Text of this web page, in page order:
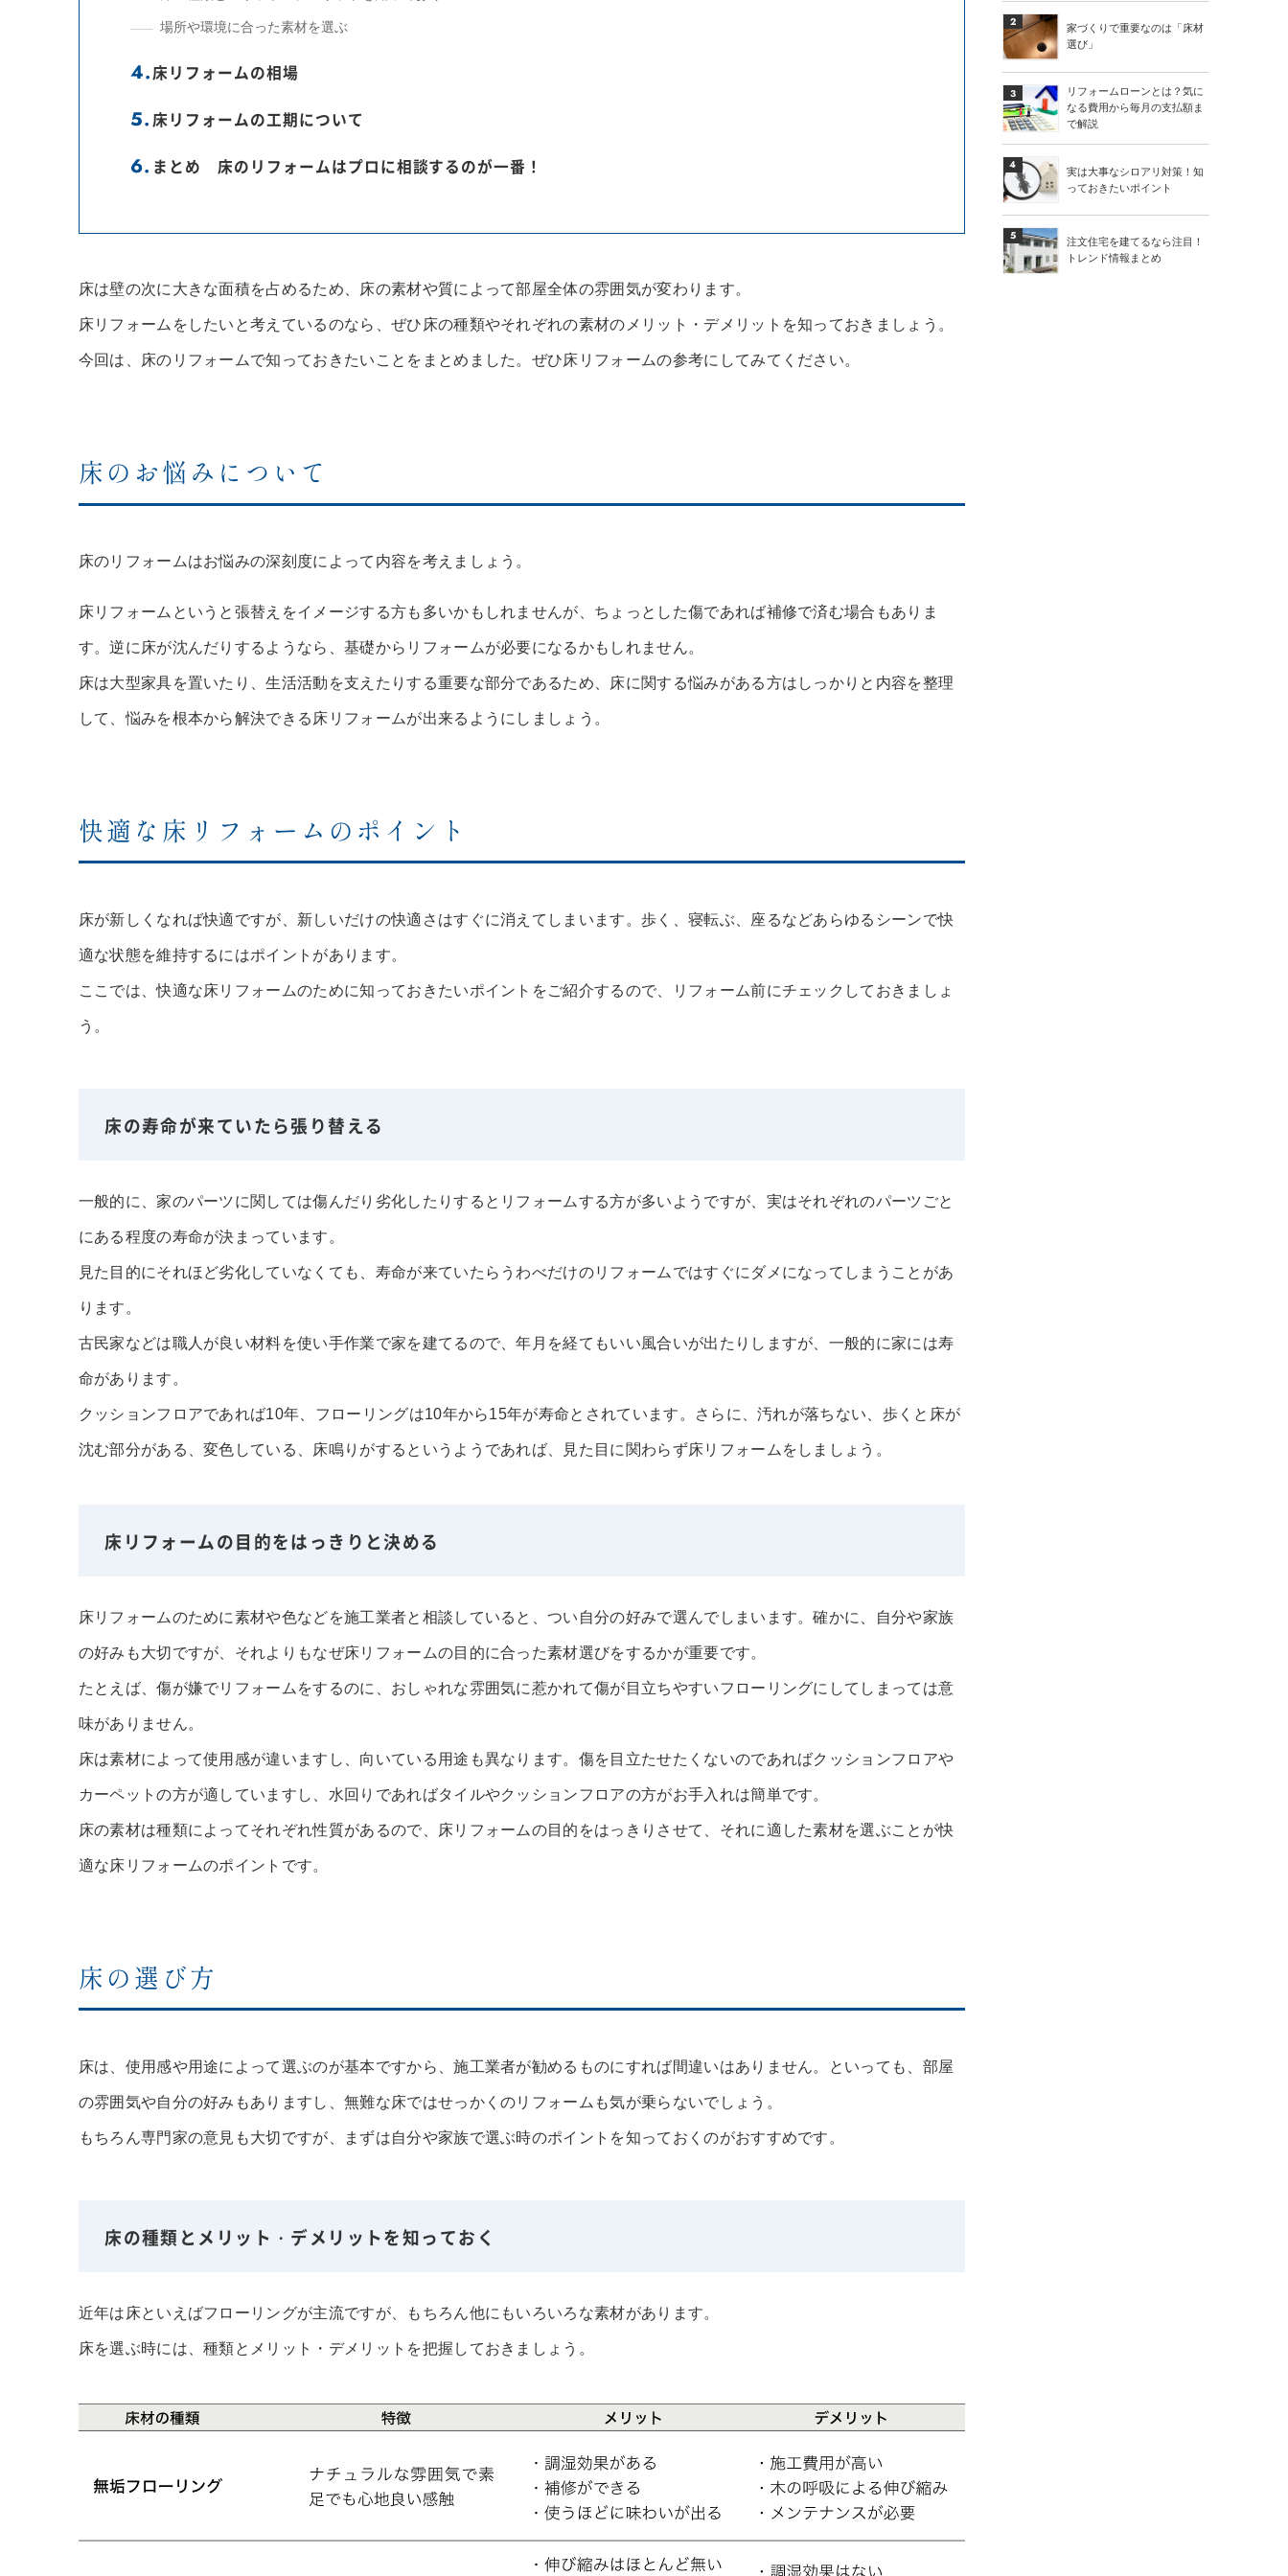
場所や環境に合った素材を選ぶ
床リフォームの相場
床リフォームの工期について
まとめ 床のリフォームはプロに相談するのが一番！
床は壁の次に大きな面積を占めるため、床の素材や質によって部屋全体の雰囲気が変わります。
床リフォームをしたいと考えているのなら、ぜひ床の種類やそれぞれの素材のメリット・デメリットを知っておきましょう。
今回は、床のリフォームで知っておきたいことをまとめました。ぜひ床リフォームの参考にしてみてください。
床のお悩みについて
床のリフォームはお悩みの深刻度によって内容を考えましょう。
床リフォームというと張替えをイメージする方も多いかもしれませんが、ちょっとした傷であれば補修で済む場合もありま
す。逆に床が沈んだりするようなら、基礎からリフォームが必要になるかもしれません。
床は大型家具を置いたり、生活活動を支えたりする重要な部分であるため、床に関する悩みがある方はしっかりと内容を整理
して、悩みを根本から解決できる床リフォームが出来るようにしましょう。
快適な床リフォームのポイント
床が新しくなれば快適ですが、新しいだけの快適さはすぐに消えてしまいます。歩く、寝転ぶ、座るなどあらゆるシーンで快
適な状態を維持するにはポイントがあります。
ここでは、快適な床リフォームのために知っておきたいポイントをご紹介するので、リフォーム前にチェックしておきましょ
う。
床の寿命が来ていたら張り替える
一般的に、家のパーツに関しては傷んだり劣化したりするとリフォームする方が多いようですが、実はそれぞれのパーツごと
にある程度の寿命が決まっています。
見た目的にそれほど劣化していなくても、寿命が来ていたらうわべだけのリフォームではすぐにダメになってしまうことがあ
ります。
古民家などは職人が良い材料を使い手作業で家を建てるので、年月を経てもいい風合いが出たりしますが、一般的に家には寿
命があります。
クッションフロアであれば10年、フローリングは10年から15年が寿命とされています。さらに、汚れが落ちない、歩くと床が
沈む部分がある、変色している、床鳴りがするというようであれば、見た目に関わらず床リフォームをしましょう。
床リフォームの目的をはっきりと決める
床リフォームのために素材や色などを施工業者と相談していると、つい自分の好みで選んでしまいます。確かに、自分や家族
の好みも大切ですが、それよりもなぜ床リフォームの目的に合った素材選びをするかが重要です。
たとえば、傷が嫌でリフォームをするのに、おしゃれな雰囲気に惹かれて傷が目立ちやすいフローリングにしてしまっては意
味がありません。
床は素材によって使用感が違いますし、向いている用途も異なります。傷を目立たせたくないのであればクッションフロアや
カーペットの方が適していますし、水回りであればタイルやクッションフロアの方がお手入れは簡単です。
床の素材は種類によってそれぞれ性質があるので、床リフォームの目的をはっきりさせて、それに適した素材を選ぶことが快
適な床リフォームのポイントです。
床の選び方
床は、使用感や用途によって選ぶのが基本ですから、施工業者が勧めるものにすれば間違いはありません。といっても、部屋
の雰囲気や自分の好みもありますし、無難な床ではせっかくのリフォームも気が乗らないでしょう。
もちろん専門家の意見も大切ですが、まずは自分や家族で選ぶ時のポイントを知っておくのがおすすめです。
床の種類とメリット・デメリットを知っておく
近年は床といえばフローリングが主流ですが、もちろん他にもいろいろな素材があります。
床を選ぶ時には、種類とメリット・デメリットを把握しておきましょう。
2
家づくりで重要なのは「床材
選び」
3
リフォームローンとは？気に
なる費用から毎月の支払額ま
で解説
4
実は大事なシロアリ対策！知
っておきたいポイント
5
注文住宅を建てるなら注目！
トレンド情報まとめ